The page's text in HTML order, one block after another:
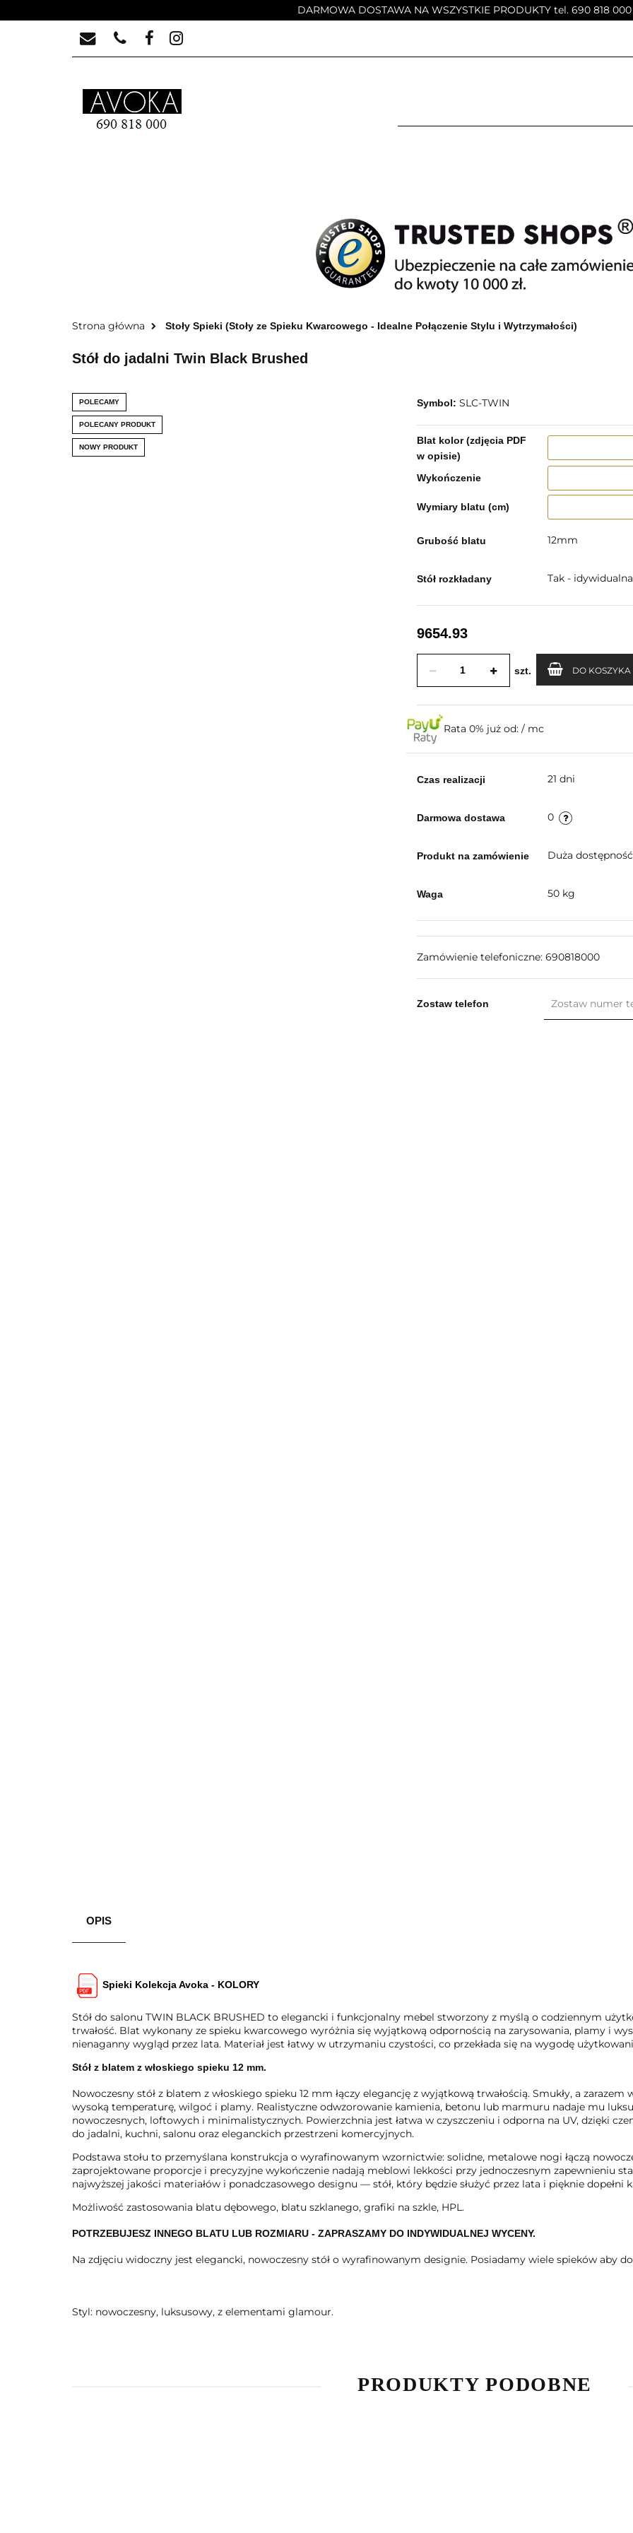
DARMOWA DOSTAWA NA WSZYSTKIE PRODUKTY tel. 690 818 000
MEBLE LUSTRZANE MEBLE DĘBOWE STOŁY STOLIKI KAWOWE
DLACZEGO AVOKA ?
Strona główna Stoły Spieki (Stoły ze Spieku Kwarcowego - Idealne Połączenie Stylu i Wytrzymałości)
Stół do jadalni Twin Black Brushed
POLECAMY
POLECANY PRODUKT
NOWY PRODUKT
Symbol: SLC-TWIN
Blat kolor (zdjęcia PDF
w opisie)
Wykończenie
Wymiary blatu (cm)
Grubość blatu 12mm
Stół rozkładany Tak -
9654.93
szt. DO KOSZYKA
Rata 0% już od: / mc
Czas realizacji 21 dni
Darmowa dostawa 0
Produkt na zamówienie Duża
Waga 50 kg
Zamówienie telefoniczne: 690818000
Zostaw telefon
OPIS
Spieki Kolekcja Avoka - KOLORY
Stół do salonu TWIN BLACK BRUSHED to elegancki i funkcjonalny mebel stworzony z myślą o codziennym
trwałość. Blat wykonany ze spieku kwarcowego wyróżnia się wyjątkową odpornością na zarysowania, plamy i
nienaganny wygląd przez lata. Materiał jest łatwy w utrzymaniu czystości, co przekłada się na wygodę
Stół z blatem z włoskiego spieku 12 mm.
Nowoczesny stół z blatem z włoskiego spieku 12 mm łączy elegancję z wyjątkową trwałością. Smukły, a
wysoką temperaturę, wilgoć i plamy. Realistyczne odwzorowanie kamienia, betonu lub marmuru nadaje mu
nowoczesnych, loftowych i minimalistycznych. Powierzchnia jest łatwa w czyszczeniu i odporna na UV, dzięki
do jadalni, kuchni, salonu oraz eleganckich przestrzeni komercyjnych.
Podstawa stołu to przemyślana konstrukcja o wyrafinowanym wzornictwie: solidne, metalowe nogi łączą
zaprojektowane proporcje i precyzyjne wykończenie nadają meblowi lekkości przy jednoczesnym zapewnieniu
najwyższej jakości materiałów i ponadczasowego designu — stół, który będzie służyć przez lata i pięknie dopełni
Możliwość zastosowania blatu dębowego, blatu szklanego, grafiki na szkle, HPL.
POTRZEBUJESZ INNEGO BLATU LUB ROZMIARU - ZAPRASZAMY DO INDYWIDUALNEJ WYCENY.
Na zdjęciu widoczny jest elegancki, nowoczesny stół o wyrafinowanym designie. Posiadamy wiele spieków aby
Styl: nowoczesny, luksusowy, z elementami glamour.
PRODUKTY PODOBNE